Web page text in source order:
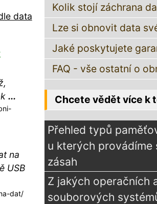
data
...
na
USB
dat/
Kolik stojí záchrana
Lze si obnovit data
Jaké poskytujete
FAQ - vše ostatní o
Chcete vědět více k
Přehled typů
u kterých provádíme
zásah
Z jakých operačních
souborových